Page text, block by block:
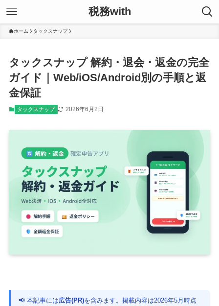
税務with
ホーム タックスナップ
タックスナップ 解約・退会・返金の完全
ガイド｜Web/iOS/Android別の手順と返
金保証
タックスナップ 2026年6月2日
📢 本記事には広告(PR)を含みます。掲載内容は2026年5月時点